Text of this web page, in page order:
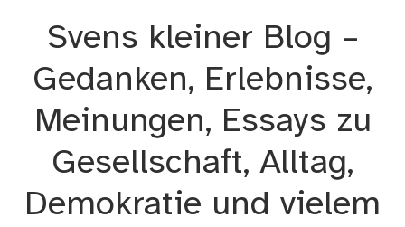
Svens kleiner Blog –
Gedanken, Erlebnisse,
Meinungen, Essays zu
Gesellschaft, Alltag,
Demokratie und vielem